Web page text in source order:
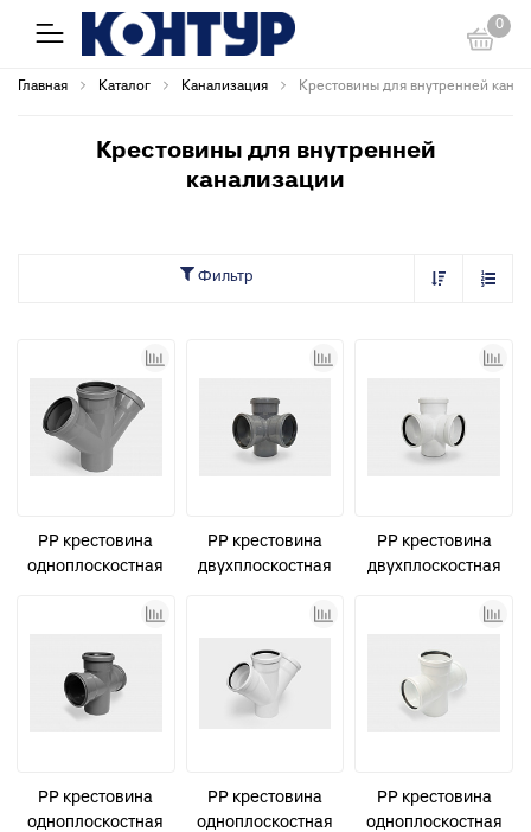
0
Главная Каталог Канализация Крестовины для внутренней
Крестовины для внутренней
канализации
Фильтр
PP крестовина
одноплоскостная
D110х110х110/45°
PP крестовина
двухплоскостная
D110х110х110/90°
PP крестовина
двухплоскостная
УЮТ КОНТУР
PP крестовина
одноплоскостная
PP крестовина
одноплоскостная
PP крестовина
одноплоскостная